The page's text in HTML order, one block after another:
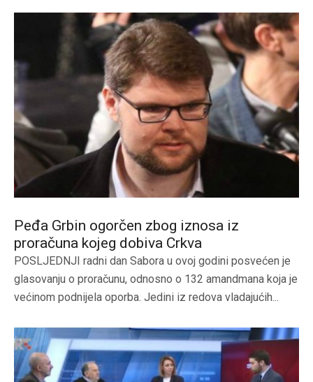
Peđa Grbin ogorčen zbog iznosa iz
proračuna kojeg dobiva Crkva
POSLJEDNJI radni dan Sabora u ovoj godini posvećen je
glasovanju o proračunu, odnosno o 132 amandmana koja je
većinom podnijela oporba. Jedini iz redova vladajućih...